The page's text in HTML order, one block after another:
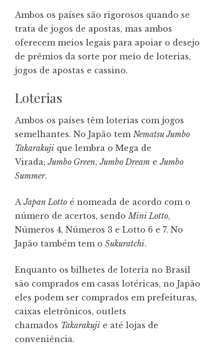
Ambos os países são rigorosos quando se
trata de jogos de apostas, mas ambos
oferecem meios legais para apoiar o desejo
de prêmios da sorte por meio de loterias,
jogos de apostas e cassino.
Loterias
Ambos os países têm loterias com jogos
semelhantes. No Japão tem Nematsu Jumbo
Takarakuji que lembra o Mega de
Virada;Jumbo Green,Jumbo Dream eJumbo
Summer.
AJapan Lotto é nomeada de acordo com o
número de acertos, sendoMini Lotto,
Números 4, Números 3 e Lotto 6 e 7. No
Japão também tem o Sukuratchi.
Enquanto os bilhetes de loteria no Brasil
são comprados em casas lotéricas, no Japão
eles podem ser comprados em prefeituras,
caixas eletrônicos, outlets
chamados Takarakuji e até lojas de
conveniência.